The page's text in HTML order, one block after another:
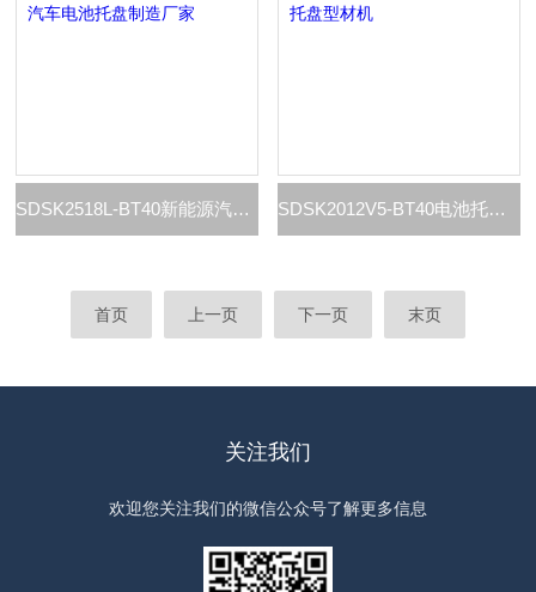
SDSK2518L-BT40新能源汽车电池托盘制造厂家 SDSK2012V5-BT40电池托盘型材机
首页 上一页 下一页 末页
关注我们
欢迎您关注我们的微信公众号了解更多信息